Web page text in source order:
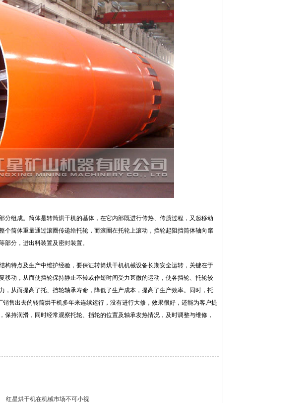
组成。筒体是转筒烘干机的基体，在它内部既进行传热、传质过程，又起移动
筒体重量通过滚圈传递给托轮，而滚圈在托轮上滚动，挡轮起阻挡筒体轴向窜
分，进出料装置及密封装置。
特点及生产中维护经验，要保证转筒烘干机机械设备长期安全运转，关键在于
动，从而使挡轮保持静止不转或作短时间受力甚微的运动，使各挡轮、托轮较
从而提高了托、挡轮轴承寿命，降低了生产成本，提高了生产效率。同时，托
售出去的转筒烘干机多年来连续运行，没有进行大修，效果很好，还能为客户提
保持润滑，同时经常观察托轮、挡轮的位置及轴承发热情况，及时调整与维修，
红星烘干机在机械市场不可小视